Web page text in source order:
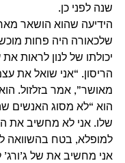
שנה לפני כן.
הידיעה שהוא הושאר
שלכאורה היה פחות
יכולתו של לנון לראות
הריסון. “אני שואל את
מאושר”, אמר בזלזול.
הוא “לא מסוג האנשים
שלו. אני לא מחשיב את
למופלא, בטח בהשוואה
אני מחשיב את של